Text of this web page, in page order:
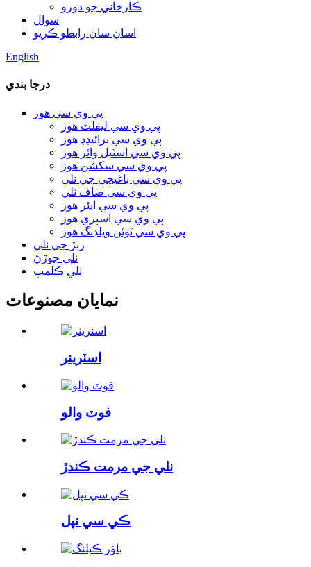
ڪارخاني جو دورو
سوال
اسان سان رابطو ڪريو
English
درجا بندي
پي وي سي هوز
پي وي سي ليفلٽ هوز
پي وي سي برائيڊڊ هوز
پي وي سي اسٽيل وائر هوز
پي وي سي سکشن هوز
پي وي سي باغيچي جي نلي
پي وي سي صاف نلي
پي وي سي ايئر هوز
پي وي سي اسپري هوز
پي وي سي ٽوئن ويلڊنگ هوز
رٻڙ جي نلي
نلي جوڙڻ
نلي ڪلمپ
نمايان مصنوعات
اسٽرينر
فوٽ والو
نلي جي مرمت ڪندڙ
ڪي سي نپل